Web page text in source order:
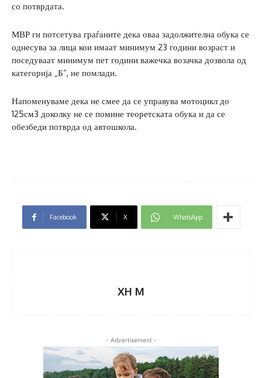
со потврдата.
МВР ги потсетува граѓаните дека оваа задолжителна обука се
однесува за лица кои имаат минимум 23 години возраст и
поседуваат минимум пет години важечка возачка дозвола од
категорија „Б“, не помлади.
Напоменуваме дека не смее да се управува мотоцикл до
125см3 доколку не се помине теоретската обука и да се
обезбеди потврда од автошкола.
Facebook X WhatsApp
XH M
- Advertisement -